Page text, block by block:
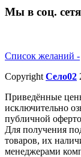
Мы в соц.
Список желаний -
Copyright Село02
Приведённые
исключительно
публичной
Для получения
товаров, их
менеджерами